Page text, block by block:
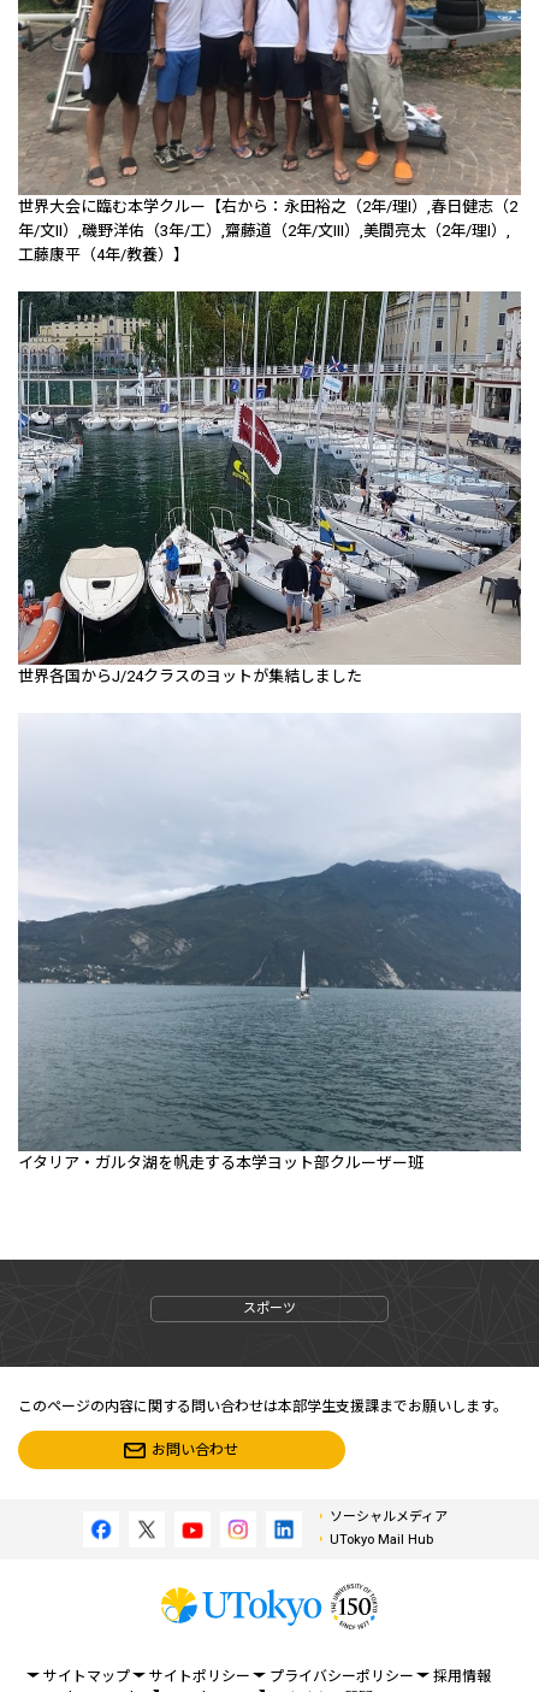
世界大会に臨む本学クルー【右から：永田裕之（2年/理I）,春日健志（2
年/文II）,磯野洋佑（3年/工）,齋藤道（2年/文III）,美間亮太（2年/理I）,
工藤康平（4年/教養）】
世界各国からJ/24クラスのヨットが集結しました
イタリア・ガルタ湖を帆走する本学ヨット部クルーザー班
スポーツ
このページの内容に関する問い合わせは本部学生支援課までお願いします。
お問い合わせ
ソーシャルメディア
UTokyo Mail Hub
サイトマップ サイトポリシー プライバシーポリシー
採用情報